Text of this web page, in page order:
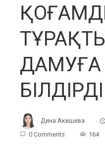
БІЛДІРДІ
Дина Акишева
0 Comments
164